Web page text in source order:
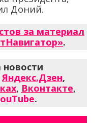
Доний.
за материал
.
Яндекс.Дзен,
, Вконтакте,
.